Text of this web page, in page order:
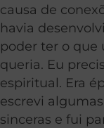
causa de
havia
poder ter o
queria. Eu
espiritual. Era
escrevi
sinceras e fui